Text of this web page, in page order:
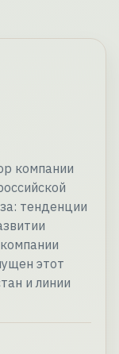
компании
тенденции
этот
и линии